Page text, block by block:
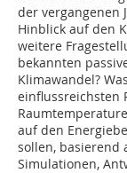
der vergangenen
Hinblick auf den
weitere
bekannten
Klimawandel?
einflussreichsten
auf den
sollen, basierend
Simulationen,